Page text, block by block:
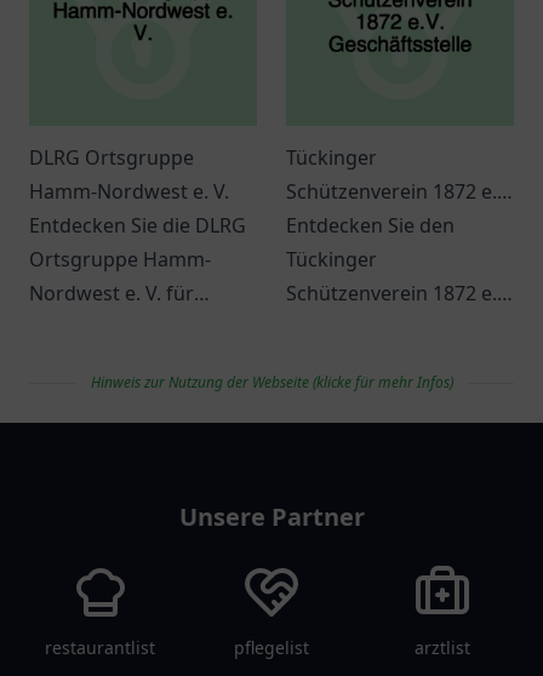
DLRG Ortsgruppe
Hamm-Nordwest e. V.
Entdecken Sie die DLRG
Ortsgruppe Hamm-
Nordwest e. V. für
Wassersportaktivitäten.
Informationen zu
Tückinger
Schützenverein 1872 e.V.
Geschäftsstelle
Entdecken Sie den
Tückinger
Schützenverein 1872 e.V.
Tradition und
spannende
Hinweis zur Nutzung der Webseite (klicke für mehr Infos)
Unsere Partner
restaurantlist pflegelist arztlist